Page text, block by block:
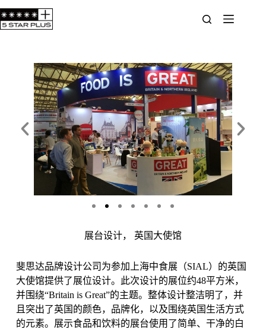
展台设计， 英国大使馆
斐思达品牌设计公司为参加上海中食展（SIAL）的英国
大使馆提供了展位设计。此次设计的展位约48平方米，
并围绕“Britain is Great”的主题。整体设计整洁明了，并
且突出了英国的颜色，品牌化，以及围绕英国生活方式
的元素。展示食品和饮料的展台使用了简单、干净的白